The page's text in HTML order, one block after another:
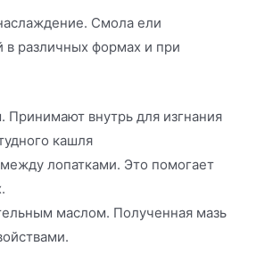
Смола ели
различных формах и при
внутрь для изгнания
кашля
лопатками. Это помогает
маслом. Полученная мазь